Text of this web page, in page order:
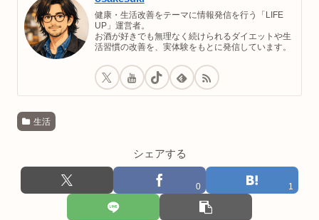
健康・生活改善をテーマに情報発信を行う「LIFE
UP」運営者。
お酒が好きでも無理なく続けられるダイエットや生
活習慣の改善を、実体験をもとに発信しています。
生活
シェアする
0 1